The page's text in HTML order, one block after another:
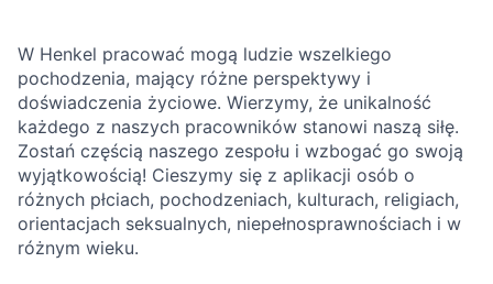
W Henkel pracować mogą ludzie wszelkiego
pochodzenia, mający różne perspektywy i
doświadczenia życiowe. Wierzymy, że unikalność
każdego z naszych pracowników stanowi naszą siłę.
Zostań częścią naszego zespołu i wzbogać go swoją
wyjątkowością! Cieszymy się z aplikacji osób o
różnych płciach, pochodzeniach, kulturach, religiach,
orientacjach seksualnych, niepełnosprawnościach i w
różnym wieku.